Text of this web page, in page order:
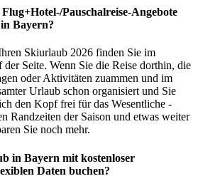
Pauschalreise-Angebote
Bayern?
Skiurlaub 2026 finden Sie im
der Seite. Wenn Sie die Reise dorthin, die
oder Aktivitäten zuammen und im
Urlaub schon organisiert und Sie
den Kopf frei für das Wesentliche -
Randzeiten der Saison und etwas weiter
Sie noch mehr.
in Bayern mit kostenloser
Daten buchen?